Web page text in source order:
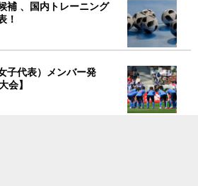
補 、国内トレーニング
！
子代表）メンバー発
会】